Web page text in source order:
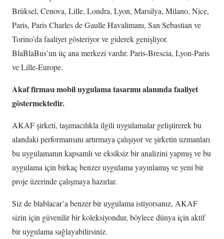
Brüksel, Cenova, Lille, Londra, Lyon, Marsilya, Milano, Nice,
Paris, Paris Charles de Gaulle Havalimanı, San Sebastian ve
Torino’da faaliyet gösteriyor ve giderek genişliyor.
BlaBlaBus’un üç ana merkezi vardır. Paris-Brescia, Lyon-Paris
ve Lille-Europe.
Akaf firması mobil uygulama tasarımı alanında faaliyet
göstermektedir.
AKAF şirketi, taşımacılıkla ilgili uygulamalar geliştirerek bu
alandaki performansını artırmaya çalışıyor ve şirketin uzmanları
bu uygulamanın kapsamlı ve eksiksiz bir analizini yapmış ve bu
uygulama için birkaç benzer uygulama yayınlamış ve yeni bir
proje üzerinde çalışmaya hazırlar.
Siz de blablacar’a benzer bir uygulama istiyorsanız, AKAF
sizin için güvenilir bir koleksiyondur, böylece dünya için aktif
bir uygulama sağlayabilirsiniz.